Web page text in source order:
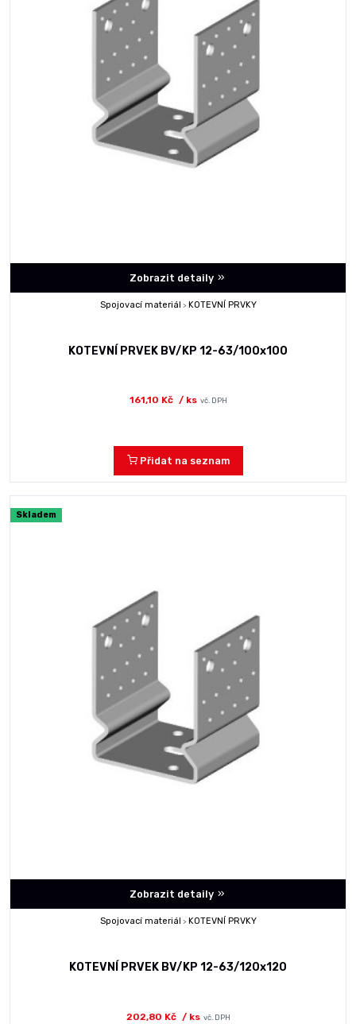
Zobrazit detaily
Spojovací materiál >KOTEVNÍ PRVKY
KOTEVNÍ PRVEK BV/KP 12-63/100x100
161,10 Kč / ks vč. DPH
Přidat na seznam
Skladem
Zobrazit detaily
Spojovací materiál >KOTEVNÍ PRVKY
KOTEVNÍ PRVEK BV/KP 12-63/120x120
202,80 Kč / ks vč. DPH